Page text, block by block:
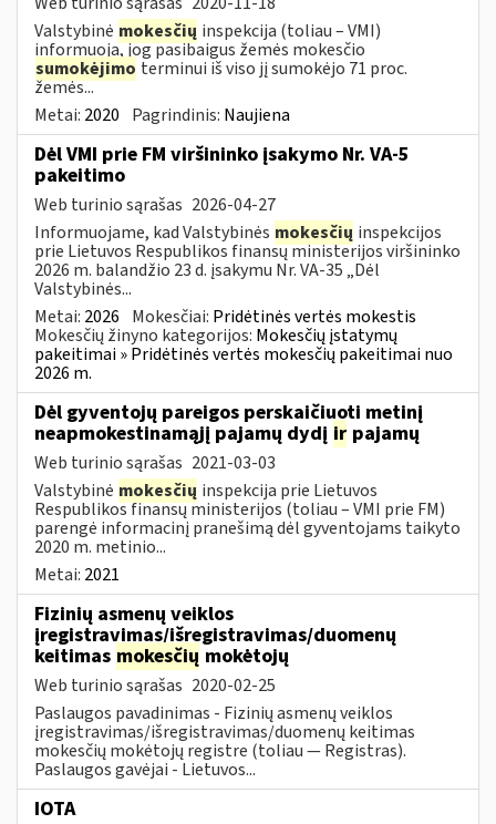
Valstybinė mokesčių inspekcija (toliau – VMI)
informuoja, jog pasibaigus žemės mokesčio
sumokėjimo terminui iš viso jį sumokėjo 71 proc.
žemės...
Metai: 2020 Pagrindinis: Naujiena
Dėl VMI prie FM viršininko įsakymo Nr. VA-5
pakeitimo
Web turinio sąrašas 2026-04-27
Informuojame, kad Valstybinės mokesčių inspekcijos
prie Lietuvos Respublikos finansų ministerijos viršininko
2026 m. balandžio 23 d. įsakymu Nr. VA-35 „Dėl
Valstybinės...
Metai: 2026 Mokesčiai: Pridėtinės vertės mokestis
Mokesčių žinyno kategorijos: Mokesčių įstatymų
pakeitimai » Pridėtinės vertės mokesčių pakeitimai nuo
2026 m.
Dėl gyventojų pareigos perskaičiuoti metinį
neapmokestinamąjį pajamų dydį ir pajamų
Web turinio sąrašas 2021-03-03
Valstybinė mokesčių inspekcija prie Lietuvos
Respublikos finansų ministerijos (toliau – VMI prie FM)
parengė informacinį pranešimą dėl gyventojams taikyto
2020 m. metinio...
Metai: 2021
Fizinių asmenų veiklos
įregistravimas/išregistravimas/duomenų
keitimas mokesčių mokėtojų
Web turinio sąrašas 2020-02-25
Paslaugos pavadinimas - Fizinių asmenų veiklos
įregistravimas/išregistravimas/duomenų keitimas
mokesčių mokėtojų registre (toliau — Registras).
Paslaugos gavėjai - Lietuvos...
IOTA